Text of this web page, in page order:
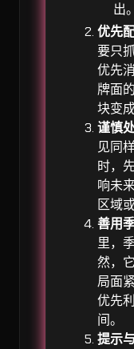
出。
优先
要只
优先
牌面
块变
谨慎
见同
时，
响未
区域
善用
里，
然，
局面
优先
间。
提示